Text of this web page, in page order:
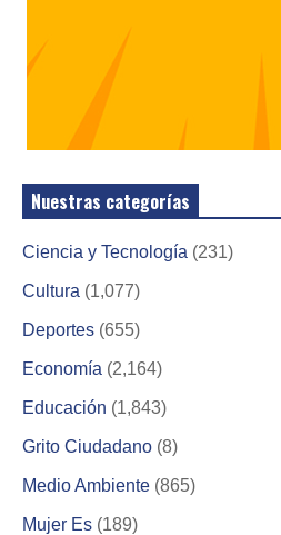
Nuestras categorías
Ciencia y Tecnología (231)
Cultura (1,077)
Deportes (655)
Economía (2,164)
Educación (1,843)
Grito Ciudadano (8)
Medio Ambiente (865)
Mujer Es (189)